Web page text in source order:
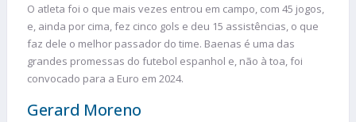
O atleta foi o que mais vezes entrou em campo, com 45 jogos,
e, ainda por cima, fez cinco gols e deu 15 assistências, o que
faz dele o melhor passador do time. Baenas é uma das
grandes promessas do futebol espanhol e, não à toa, foi
convocado para a Euro em 2024.
Gerard Moreno